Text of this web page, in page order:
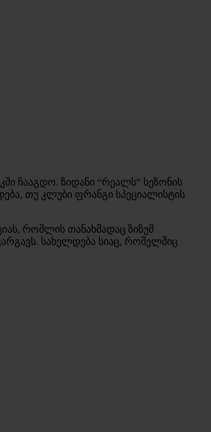
ჩააგდო. ზიდანი “რეალს” სეზონის
თუ კლუბი ფრანგი სპეციალისტის
რომლის თანახმადაც ზიზუმ
სახელდება სიაც, რომელშიც